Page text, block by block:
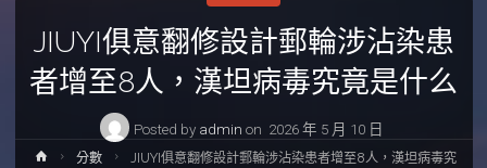
JIUYI俱意翻修設計郵輪涉沾染患
者增至8人，漢坦病毒究竟是什么
Posted by admin on 2026 年 5 月 10 日
Home分數
JIUYI俱意翻修設計郵輪涉沾染患者增至8人，漢坦病毒究